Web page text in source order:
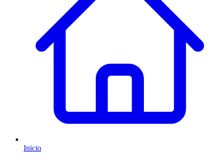
Inicio